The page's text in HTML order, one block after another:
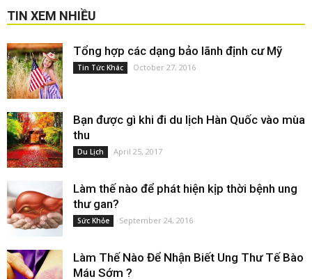
TIN XEM NHIỀU
Tổng hợp các dạng bảo lãnh định cư Mỹ
Tin Tức Khác October 27, 2016
Bạn được gì khi đi du lịch Hàn Quốc vào mùa
thu
Du Lịch April 25, 2017
Làm thế nào để phát hiện kịp thời bệnh ung
thư gan?
Sức Khỏe September 24, 2016
Làm Thế Nào Để Nhận Biết Ung Thư Tế Bào
Máu Sớm ?